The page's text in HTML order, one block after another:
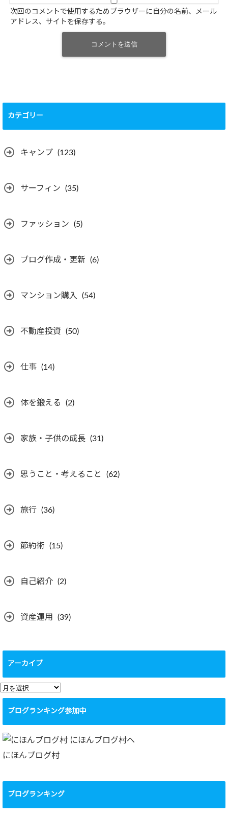
次回のコメントで使用するためブラウザーに自分の名前、メール
アドレス、サイトを保存する。
カテゴリー
キャンプ (123)
サーフィン (35)
ファッション (5)
ブログ作成・更新 (6)
マンション購入 (54)
不動産投資 (50)
仕事 (14)
体を鍛える (2)
家族・子供の成長 (31)
思うこと・考えること (62)
旅行 (36)
節約術 (15)
自己紹介 (2)
資産運用 (39)
アーカイブ
ア
ー
イ
ブ
ブログランキング参加中
にほんブログ村
ブログランキング